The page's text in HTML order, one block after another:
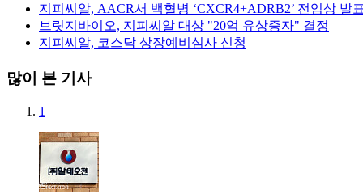
지피씨알, AACR서 백혈병 ‘CXCR4+ADRB2’ 전임상 발표
브릿지바이오, 지피씨알 대상 "20억 유상증자" 결정
지피씨알, 코스닥 상장예비심사 신청
많이 본 기사
1